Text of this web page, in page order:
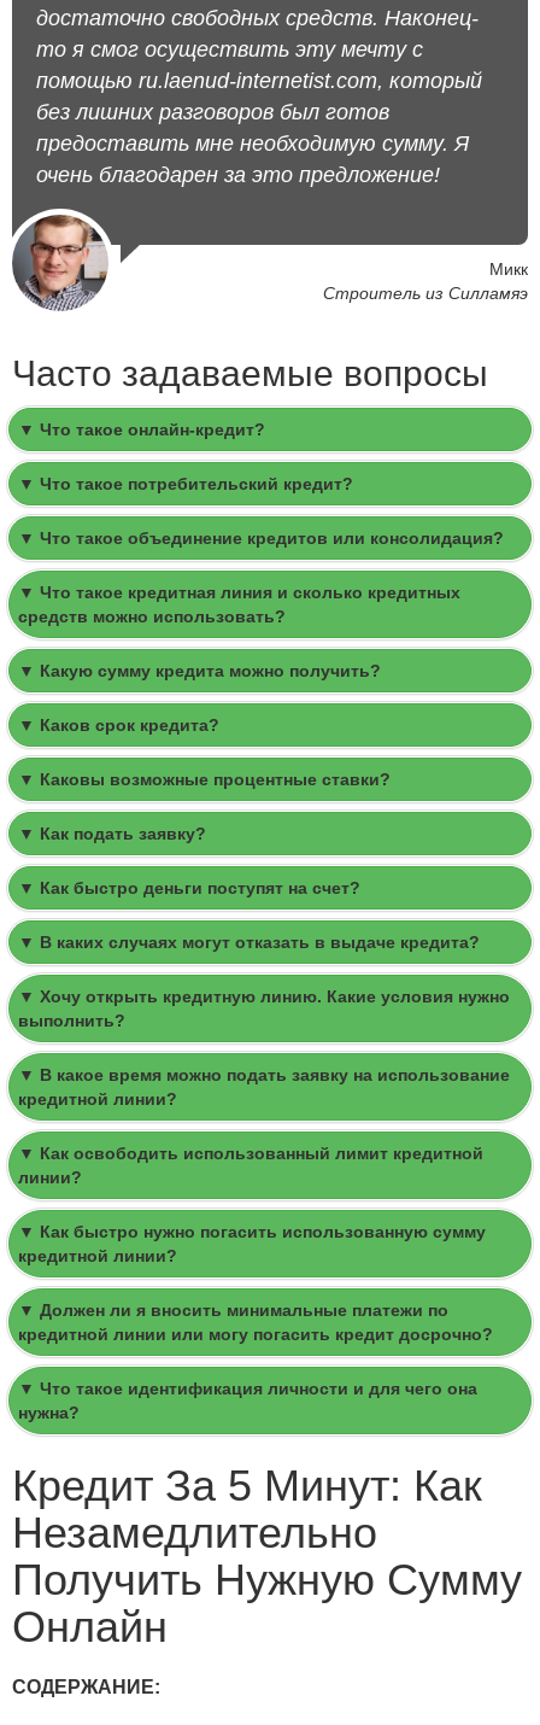
достаточно свободных средств. Наконец-
то я смог осуществить эту мечту с
помощью ru.laenud-internetist.com, который
без лишних разговоров был готов
предоставить мне необходимую сумму. Я
очень благодарен за это предложение!
Микк
Строитель из Силламяэ
Часто задаваемые вопросы
▼ Что такое онлайн-кредит?
▼ Что такое потребительский кредит?
▼ Что такое объединение кредитов или консолидация?
▼ Что такое кредитная линия и сколько кредитных
средств можно использовать?
▼ Какую сумму кредита можно получить?
▼ Каков срок кредита?
▼ Каковы возможные процентные ставки?
▼ Как подать заявку?
▼ Как быстро деньги поступят на счет?
▼ В каких случаях могут отказать в выдаче кредита?
▼ Хочу открыть кредитную линию. Какие условия нужно
выполнить?
▼ В какое время можно подать заявку на использование
кредитной линии?
▼ Как освободить использованный лимит кредитной
линии?
▼ Как быстро нужно погасить использованную сумму
кредитной линии?
▼ Должен ли я вносить минимальные платежи по
кредитной линии или могу погасить кредит досрочно?
▼ Что такое идентификация личности и для чего она
нужна?
Кредит За 5 Минут: Как
Незамедлительно
Получить Нужную Сумму
Онлайн
СОДЕРЖАНИЕ: